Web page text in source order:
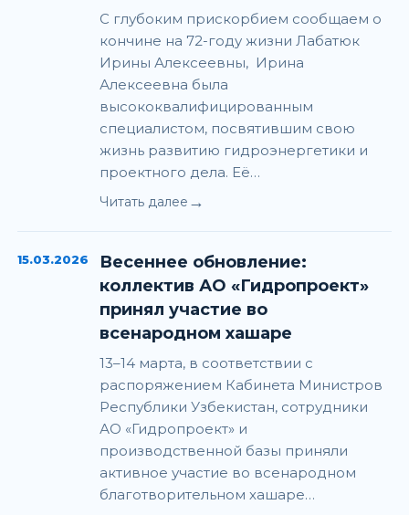
С глубоким прискорбием сообщаем о
кончине на 72-году жизни Лабатюк
Ирины Алексеевны, Ирина
Алексеевна была
высококвалифицированным
специалистом, посвятившим свою
жизнь развитию гидроэнергетики и
проектного дела. Её…
Читать далее →
15.03.2026
Весеннее обновление:
коллектив АО «Гидропроект»
принял участие во
всенародном хашаре
13–14 марта, в соответствии с
распоряжением Кабинета Министров
Республики Узбекистан, сотрудники
АО «Гидропроект» и
производственной базы приняли
активное участие во всенародном
благотворительном хашаре…